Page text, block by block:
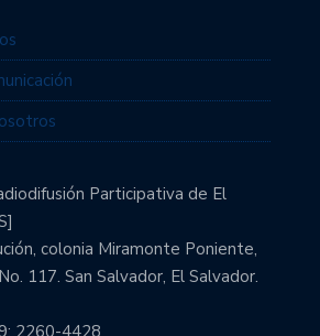
Participativa de El
colonia Miramonte Poniente,
117. San Salvador, El Salvador.